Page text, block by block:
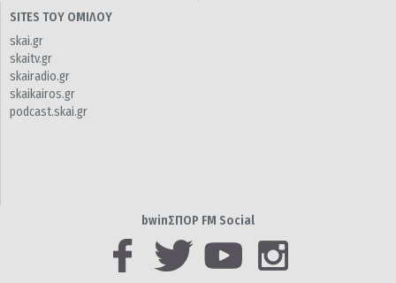
SITES ΤΟΥ ΟΜΙΛΟΥ
skai.gr
skaitv.gr
skairadio.gr
skaikairos.gr
podcast.skai.gr
bwinΣΠΟΡ FM Social